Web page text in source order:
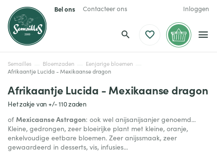
Bel ons Contacteer ons Inloggen
Semailles Bloemzaden
Eenjarige bloemen
Afrikaantje Lucida - Mexikaanse dragon
Afrikaantje Lucida - Mexikaanse dragon
Het zakje van +/- 110 zaden
of Mexicaanse Astragon: ook wel anijsanijsanjer genoemd...
Kleine, gedrongen, zeer bloeirijke plant met kleine, oranje,
enkelvoudige eetbare bloemen. Zeer anijssmaak, zeer
gewaardeerd in desserts, vis, infusies...